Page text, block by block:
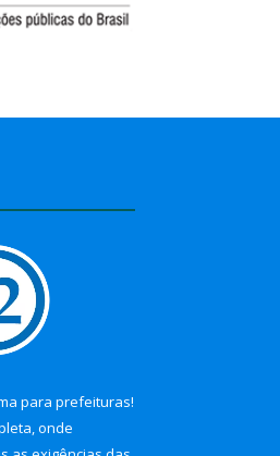
para prefeituras!
onde